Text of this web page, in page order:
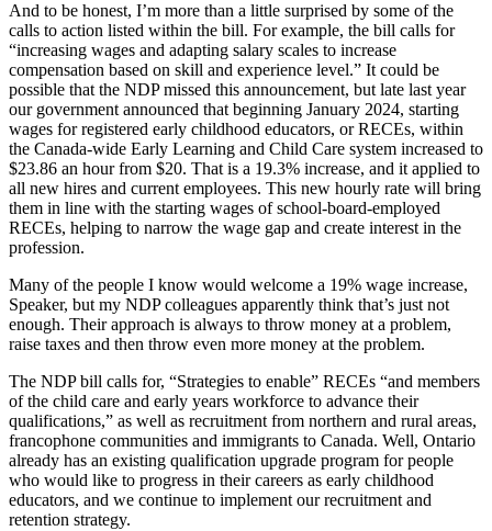
And to be honest, I’m more than a little surprised by some of the
calls to action listed within the bill. For example, the bill calls for
“increasing wages and adapting salary scales to increase
compensation based on skill and experience level.” It could be
possible that the NDP missed this announcement, but late last year
our government announced that beginning January 2024, starting
wages for registered early childhood educators, or RECEs, within
the Canada-wide Early Learning and Child Care system increased to
$23.86 an hour from $20. That is a 19.3% increase, and it applied to
all new hires and current employees. This new hourly rate will bring
them in line with the starting wages of school-board-employed
RECEs, helping to narrow the wage gap and create interest in the
profession.
Many of the people I know would welcome a 19% wage increase,
Speaker, but my NDP colleagues apparently think that’s just not
enough. Their approach is always to throw money at a problem,
raise taxes and then throw even more money at the problem.
The NDP bill calls for, “Strategies to enable” RECEs “and members
of the child care and early years workforce to advance their
qualifications,” as well as recruitment from northern and rural areas,
francophone communities and immigrants to Canada. Well, Ontario
already has an existing qualification upgrade program for people
who would like to progress in their careers as early childhood
educators, and we continue to implement our recruitment and
retention strategy.